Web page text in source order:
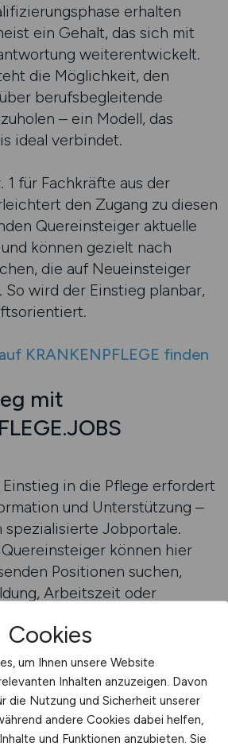
erhalten
ein Gehalt, das sich mit
weiterentwickelt.
die Möglichkeit, den
berufsbegleitende
– ein Modell, das
ideal verbindet.
1 für Fachkräfte aus der
den Zugang zu diesen
Quereinsteiger aktuelle
können gezielt nach
die auf Neueinsteiger
wird der Einstieg planbar,
KRANKENPFLEGE finden
mit
in die Pflege erfordert
und Unterstützung –
spezialisierte Jobportale.
können hier
Positionen suchen,
Arbeitszeit oder
bieten zudem
zu Ausbildungswegen,
und rechtlichen
was den Einstieg erheblich
Cookies
um Ihnen unsere Website
Inhalten anzuzeigen. Davon
die Nutzung und Sicherheit unserer
andere Cookies dabei helfen,
und Funktionen anzubieten. Sie